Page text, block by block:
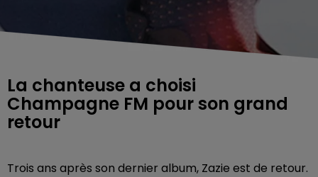
La chanteuse a choisi
Champagne FM pour son grand
retour
Trois ans après son dernier album, Zazie est de retour.